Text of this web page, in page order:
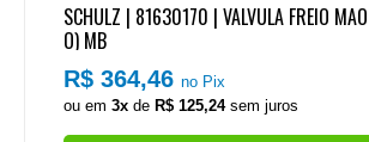
SCHULZ | 81630170 | VALVULA FREIO
O) MB
R$ 364,46no Pix
ou em3x deR$ 125,24sem juros